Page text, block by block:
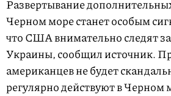
Развертывание
Черном море станет особым
что США внимательно следят
Украины, сообщил источник.
американцев не будет
регулярно действуют в Черном